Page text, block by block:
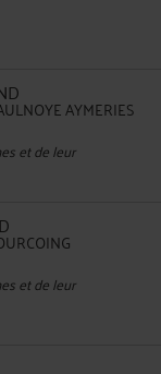
AYMERIES
et de leur
et de leur